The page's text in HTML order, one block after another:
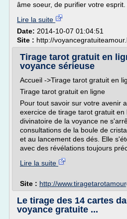
âme soeur, de purifier votre esprit.
Lire la suite
Date: 2014-10-07 01:04:51
Site : http://
Tirage tarot gratuit en
voyance sérieuse
Accueil ->Tirage tarot gratuit en
Tirage tarot gratuit en ligne
Pour tout savoir sur votre avenir
exercice de tirage tarot gratuit
divinatoire de la voyance ne
consultations de la boule de
et au lancement des dés. Elle
avec des révélations toujours
Lire la suite
Site : http://
Le tirage des 14 cartes
voyance gratuite ...